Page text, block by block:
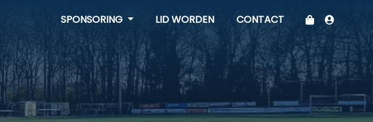
SPONSORING LID WORDEN CONTACT